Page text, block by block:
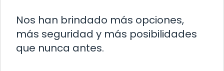
Nos han brindado más opciones,
más seguridad y más posibilidades
que nunca antes.